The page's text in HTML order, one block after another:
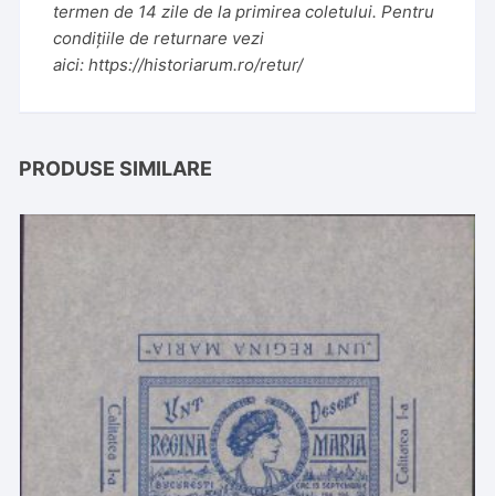
termen de 14 zile de la primirea coletului. Pentru
condițiile de returnare vezi
aici:https://historiarum.ro/retur/
PRODUSE SIMILARE